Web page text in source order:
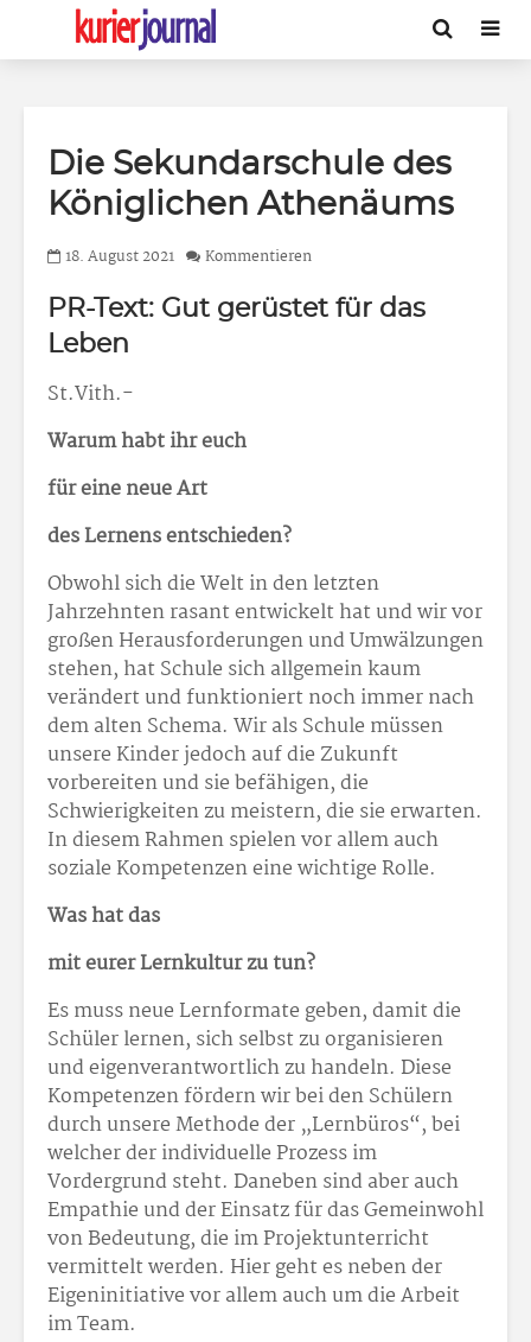
Die Sekundarschule des
Königlichen Athenäums
18. August 2021 Kommentieren
PR-Text: Gut gerüstet für das
Leben
St.Vith.-
Warum habt ihr euch
für eine neue Art
des Lernens entschieden?
Obwohl sich die Welt in den letzten
Jahrzehnten rasant entwickelt hat und wir vor
großen Herausforderungen und Umwälzungen
stehen, hat Schule sich allgemein kaum
verändert und funktioniert noch immer nach
dem alten Schema. Wir als Schule müssen
unsere Kinder jedoch auf die Zukunft
vorbereiten und sie befähigen, die
Schwierigkeiten zu meistern, die sie erwarten.
In diesem Rahmen spielen vor allem auch
soziale Kompetenzen eine wichtige Rolle.
Was hat das
mit eurer Lernkultur zu tun?
Es muss neue Lernformate geben, damit die
Schüler lernen, sich selbst zu organisieren
und eigenverantwortlich zu handeln. Diese
Kompetenzen fördern wir bei den Schülern
durch unsere Methode der „Lernbüros“, bei
welcher der individuelle Prozess im
Vordergrund steht. Daneben sind aber auch
Empathie und der Einsatz für das Gemeinwohl
von Bedeutung, die im Projektunterricht
vermittelt werden. Hier geht es neben der
Eigeninitiative vor allem auch um die Arbeit
im Team.